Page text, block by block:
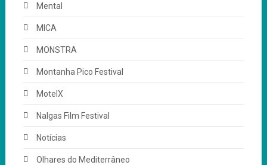
Mental
MICA
MONSTRA
Montanha Pico Festival
MotelX
Nalgas Film Festival
Notícias
Olhares do Mediterrâneo